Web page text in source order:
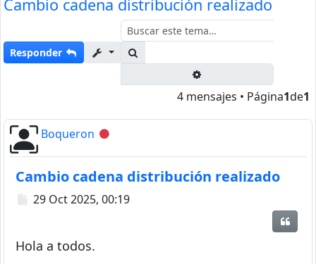
Cambio cadena distribución realizado
Responder
4 mensajes • Página1de1
Boqueron Desconectado
Cambio cadena distribución realizado
Mensaje
29 Oct 2025, 00:19
Hola a todos.